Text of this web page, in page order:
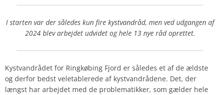
I starten var der således kun fire kystvandråd, men ved udgangen af
2024 blev arbejdet udvidet og hele 13 nye råd oprettet.
Kystvandrådet for Ringkøbing Fjord er således et af de ældste
og derfor bedst veletablerede af kystvandrådene. Det, der
længst har arbejdet med de problematikker, som gælder hele